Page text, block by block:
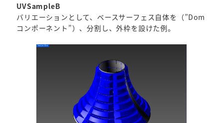
UVSampleB
バリエーションとして、ベースサーフェス自体を（”Dom
コンポーネント”）、分割し、外枠を設けた例。